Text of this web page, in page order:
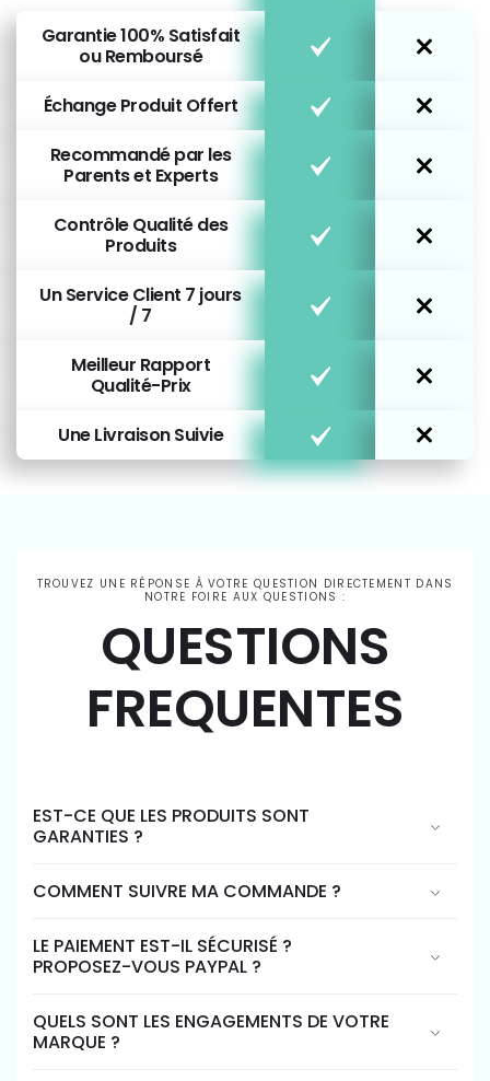
Garantie 100% Satisfait
ou Remboursé
Échange Produit Offert
Recommandé par les
Parents et Experts
Contrôle Qualité des
Produits
Un Service Client 7 jours
/ 7
Meilleur Rapport
Qualité-Prix
Une Livraison Suivie
TROUVEZ UNE RÉPONSE À VOTRE QUESTION DIRECTEMENT DANS
NOTRE FOIRE AUX QUESTIONS :
QUESTIONS
FREQUENTES
EST-CE QUE LES PRODUITS SONT
GARANTIES ?
COMMENT SUIVRE MA COMMANDE ?
LE PAIEMENT EST-IL SÉCURISÉ ?
PROPOSEZ-VOUS PAYPAL ?
QUELS SONT LES ENGAGEMENTS DE VOTRE
MARQUE ?